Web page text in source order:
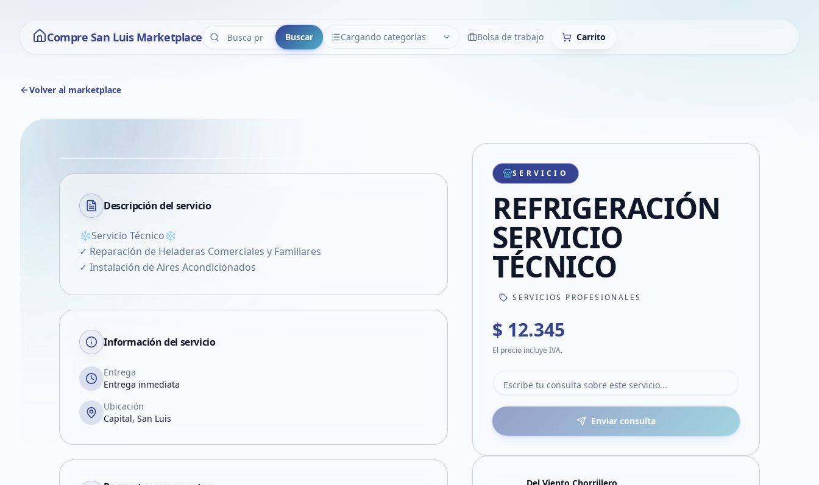
Compre San Luis Marketplace Buscar Cargando categorías
CATEGORÍAS LimpiarBolsa de trabajo Carrito
Volver al marketplace
VER EN PANTALLA COMPLETA
Compartir producto
Compartir por WhatsApp
Compartir por mail
Compartir en Facebook
Compartir en X
Descripción del servicio
❄️Servicio Técnico❄️
✓ Reparación de Heladeras Comerciales y Familiares
✓ Instalación de Aires Acondicionados
Información del servicio
Entrega
Entrega inmediata
Ubicación
Capital, San Luis
SERVICIO
REFRIGERACIÓN
SERVICIO
TÉCNICO
SERVICIOS PROFESIONALES
$ 12.345
El precio incluye IVA.
Enviar consulta